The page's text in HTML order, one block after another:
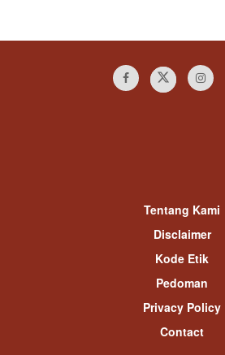
Tentang Kami
Disclaimer
Kode Etik
Pedoman
Privacy Policy
Contact